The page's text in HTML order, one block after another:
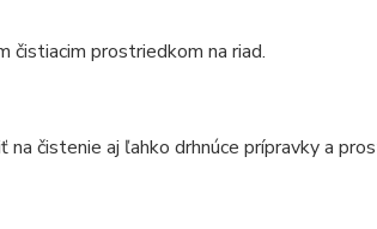
čistiacim prostriedkom na riad.
čistenie aj ľahko drhnúce prípravky a